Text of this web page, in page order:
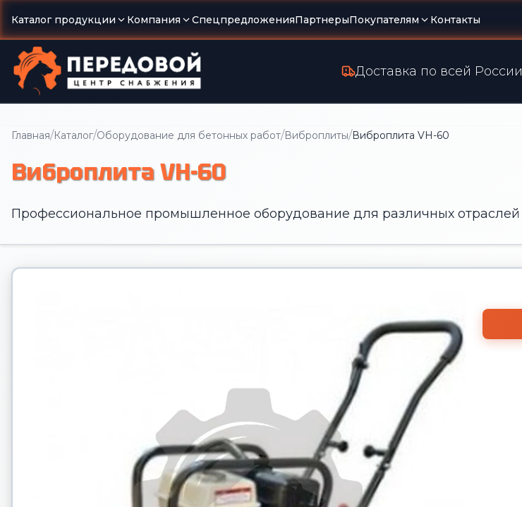
Каталог продукции Компания СпецпредложенияПартнерыПокупателям Контакты
Доставка по всей России
Главная/Каталог/Оборудование для бетонных работ/Виброплиты/Виброплита VH-60
Виброплита VH-60
Профессиональное промышленное оборудование для различных отраслей